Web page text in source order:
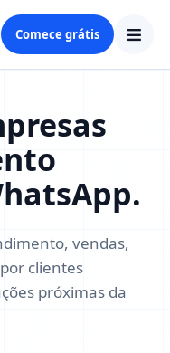
Comece grátis
vendas,
clientes
próximas da